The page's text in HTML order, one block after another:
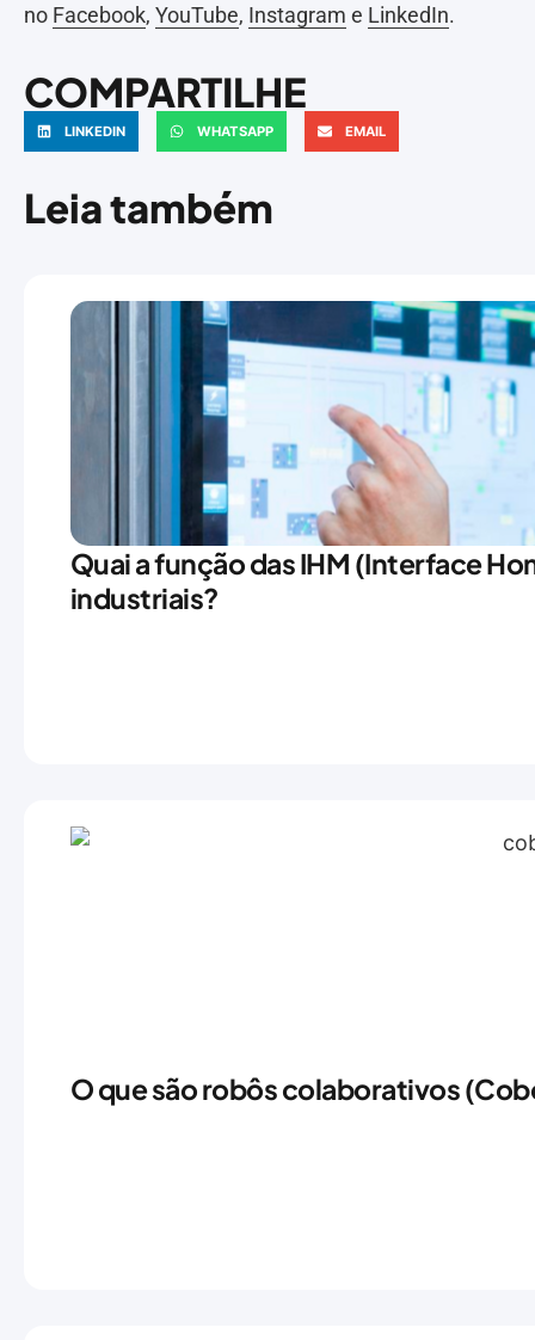
no Facebook, YouTube, Instagram e LinkedIn.
COMPARTILHE
LINKEDIN WHATSAPP EMAIL
Leia também
Quai a função das IHM (Interface
industriais?
O que são robôs colaborativos